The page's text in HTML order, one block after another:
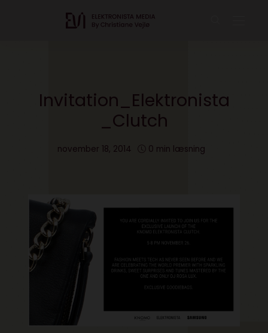
Invitation_Elektronista
_Clutch
november 18, 2014 0 min læsning